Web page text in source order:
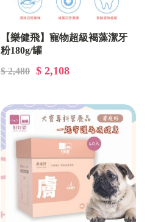
【樂健飛】寵物超級褐藻潔牙
粉180g/罐
$ 2,480 $ 2,108